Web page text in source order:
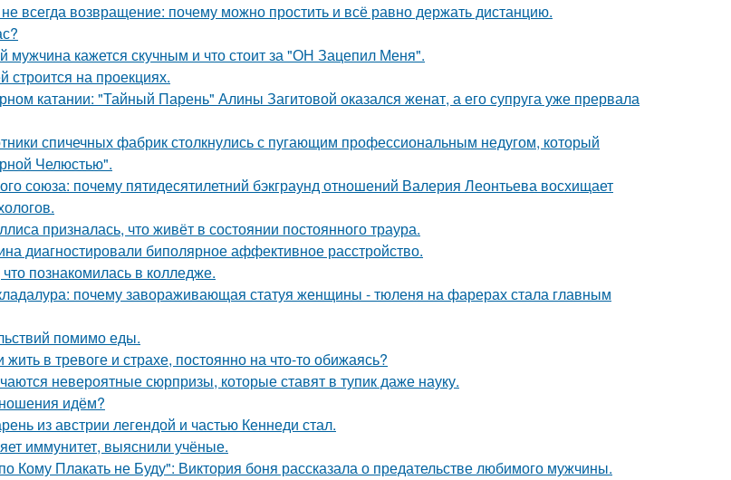
всегда возвращение: почему можно простить и всё равно держать дистанцию.
мужчина кажется скучным и что стоит за "ОН Зацепил Меня".
строится на проекциях.
катании: "Тайный Парень" Алины Загитовой оказался женат, а его супруга уже прервала
спичечных фабрик столкнулись с пугающим профессиональным недугом, который
Челюстью".
союза: почему пятидесятилетний бэкграунд отношений Валерия Леонтьева восхищает
призналась, что живёт в состоянии постоянного траура.
диагностировали биполярное аффективное расстройство.
познакомилась в колледже.
почему завораживающая статуя женщины - тюленя на фарерах стала главным
помимо еды.
жить в тревоге и страхе, постоянно на что-то обижаясь?
невероятные сюрпризы, которые ставят в тупик даже науку.
идём?
из австрии легендой и частью Кеннеди стал.
иммунитет, выяснили учёные.
Кому Плакать не Буду": Виктория боня рассказала о предательстве любимого мужчины.